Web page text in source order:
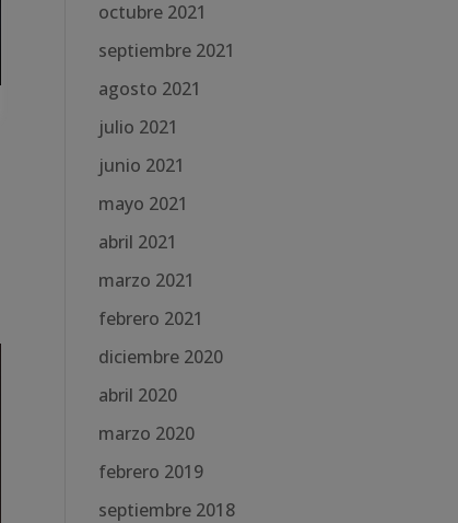
octubre 2021
septiembre 2021
agosto 2021
julio 2021
junio 2021
mayo 2021
abril 2021
marzo 2021
febrero 2021
diciembre 2020
abril 2020
marzo 2020
febrero 2019
septiembre 2018